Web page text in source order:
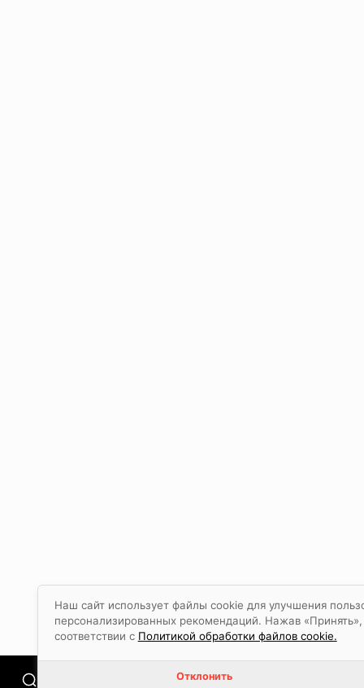
Наш сайт использует файлы cookie для улучшения
персонализированных рекомендаций. Нажав
соответствии с Политикой обработки файлов cookie.
Отклонить